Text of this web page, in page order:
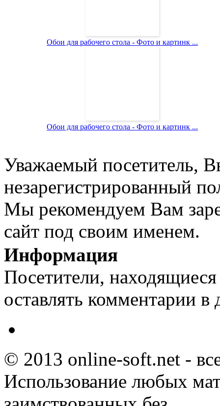
Обои для рабочего стола - Фото и картинк ...
Обои для рабочего стола - Фото и картинк ...
Уважаемый посетитель,
незарегистрированный
Мы рекомендуем Вам
сайт под своим именем.
Информация
Посетители,
оставлять комментарии в
© 2013 online-soft.net -
Использование любых